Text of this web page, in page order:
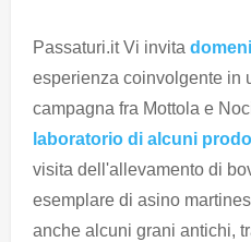
Passaturi.it Vi invita
esperienza coinvolgente in
campagna fra Mottola e
laboratorio di alcuni
visita dell'allevamento di
esemplare di asino
anche alcuni grani antichi,